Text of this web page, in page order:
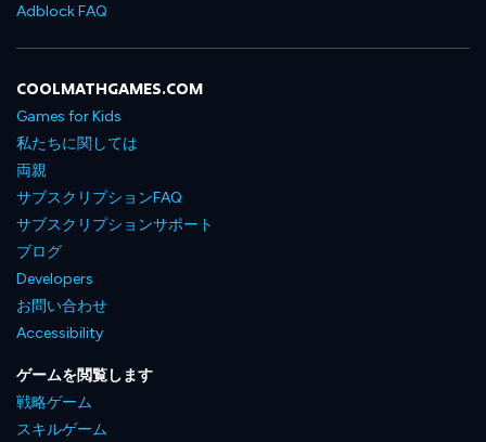
Adblock FAQ
COOLMATHGAMES.COM
Games for Kids
私たちに関しては
両親
サブスクリプションFAQ
サブスクリプションサポート
ブログ
Developers
お問い合わせ
Accessibility
ゲームを閲覧します
戦略ゲーム
スキルゲーム